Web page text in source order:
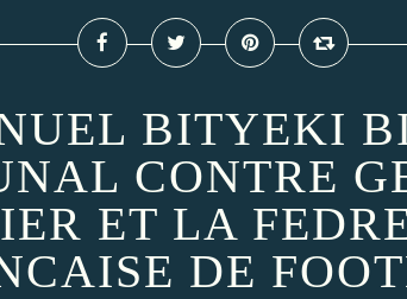
BITYEKI
CONTRE
ET LA
DE